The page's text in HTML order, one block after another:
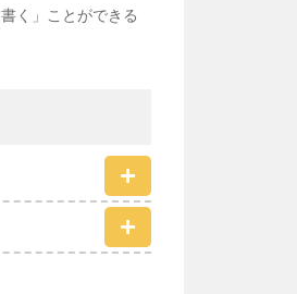
く」ことができる